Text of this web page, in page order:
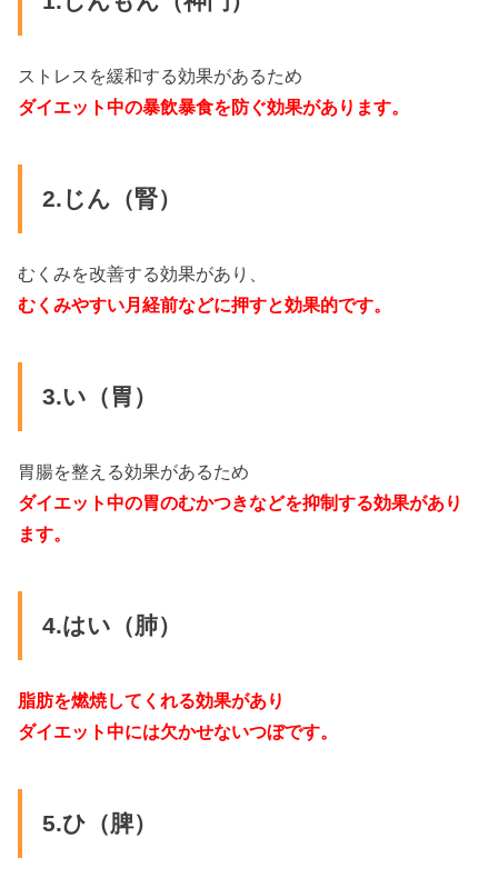
ストレスを緩和する効果があるため
ダイエット中の暴飲暴食を防ぐ効果があります。
2.じん（腎）
むくみを改善する効果があり、
むくみやすい月経前などに押すと効果的です。
3.い（胃）
胃腸を整える効果があるため
ダイエット中の胃のむかつきなどを抑制する効果があり
ます。
4.はい（肺）
脂肪を燃焼してくれる効果があり
ダイエット中には欠かせないつぼです。
5.ひ（脾）